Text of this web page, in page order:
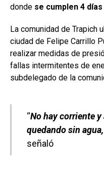
donde se cumplen 4
La comunidad de Trapich
ciudad de Felipe Carrillo
realizar medidas de
fallas intermitentes de
subdelegado de la
“No hay corriente
quedando sin
señaló